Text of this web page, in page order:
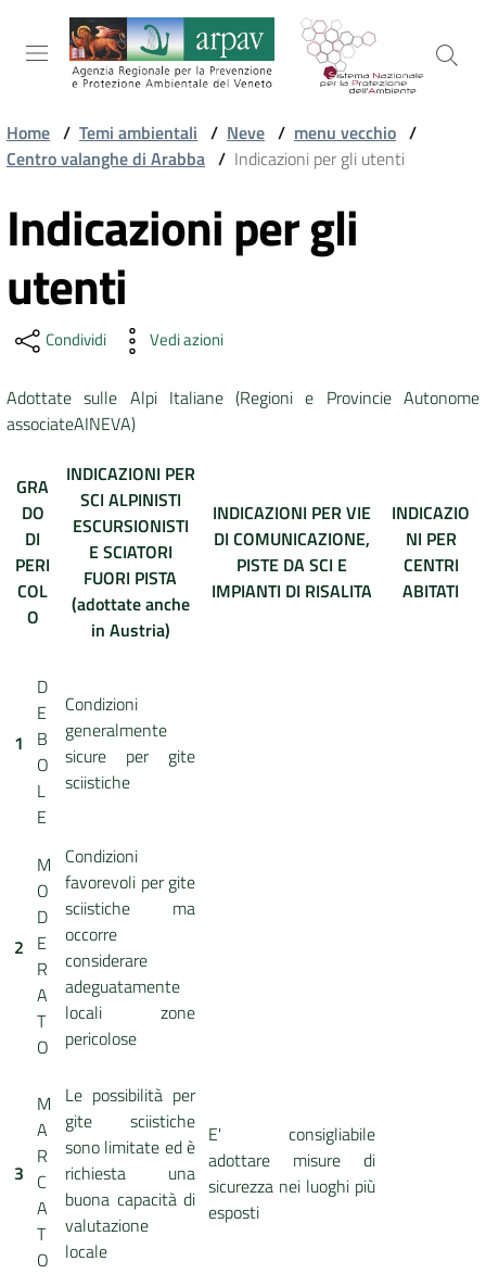
Salta al contenuto
Salta alla navigazione
Salta al footer
ARPAV
AMBIENTALI
DATI
AMBIENTALI
Seguici
su
Home / Temi ambientali / Neve / menu vecchio /
Centro valanghe di Arabba / Indicazioni per gli utenti
Vai al contenuto
Indicazioni per gli
utenti
Condividi Vedi azioni
Adottate sulle Alpi Italiane (Regioni e Provincie Autonome
associateAINEVA)
GRA
DO
DI
PERI
COL
O
INDICAZIONI PER
SCI ALPINISTI
ESCURSIONISTI
E SCIATORI
FUORI PISTA
(adottate anche
in Austria)
INDICAZIONI PER VIE
DI COMUNICAZIONE,
PISTE DA SCI E
IMPIANTI DI RISALITA
INDICAZIO
NI PER
CENTRI
ABITATI
1
D
E
B
O
L
E
Condizioni
generalmente
sicure per gite
sciistiche
2
M
O
D
E
R
A
T
O
Condizioni
favorevoli per gite
sciistiche ma
occorre
considerare
adeguatamente
locali zone
pericolose
3
M
A
R
C
A
T
O
Le possibilità per
gite sciistiche
sono limitate ed è
richiesta una
buona capacità di
valutazione
locale
E' consigliabile
adottare misure di
sicurezza nei luoghi più
esposti